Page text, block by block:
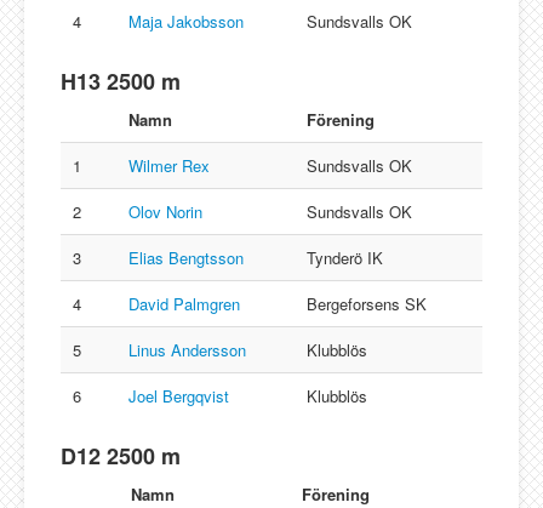
4
Maja Jakobsson Sundsvalls OK
H13 2500 m
Namn
Förening
1
Wilmer Rex
Sundsvalls OK
2
Olov Norin
Sundsvalls OK
3
Elias Bengtsson
Tynderö IK
4
David Palmgren
Bergeforsens SK
5
Linus Andersson
Klubblös
6
Joel Bergqvist Klubblös
D12 2500 m
Namn Förening